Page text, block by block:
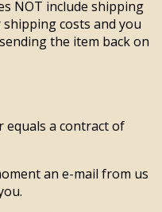
NOT include shipping
costs and you
the item back on
equals a contract of
an e-mail from us